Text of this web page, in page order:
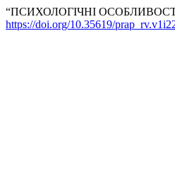
“ПСИХОЛОГІЧНІ
https://doi.org/10.35619/